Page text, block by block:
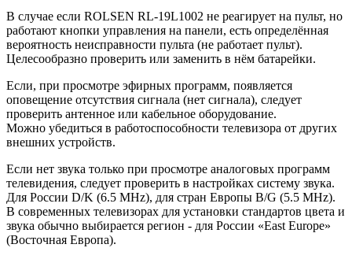
В случае если ROLSEN RL-19L1002 не реагирует на пульт, но
работают кнопки управления на панели, есть определённая
вероятность неисправности пульта (не работает пульт).
Целесообразно проверить или заменить в нём батарейки.
Если, при просмотре эфирных программ, появляется
оповещение отсутствия сигнала (нет сигнала), следует
проверить антенное или кабельное оборудование.
Можно убедиться в работоспособности телевизора от других
внешних устройств.
Если нет звука только при просмотре аналоговых программ
телевидения, следует проверить в настройках систему звука.
Для России D/K (6.5 MHz), для стран Европы B/G (5.5 MHz).
В современных телевизорах для установки стандартов цвета и
звука обычно выбирается регион - для России «East Europe»
(Восточная Европа).